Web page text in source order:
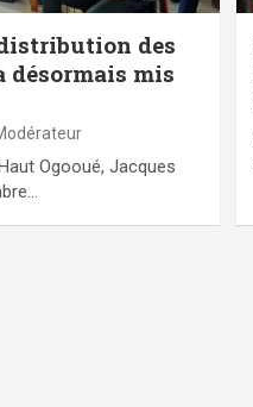
des
désormais mis
Ogooué, Jacques